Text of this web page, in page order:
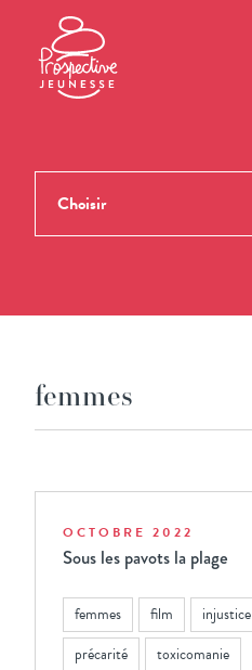
Choisir
THÈMES
AUTEUR.ES
OCTOBRE 2022
Sous les pavots la plage
femmes film injustice
précarité
toxicomanie